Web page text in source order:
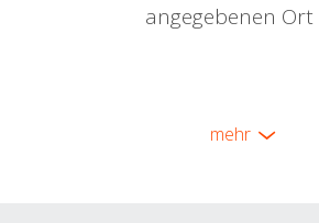
angegebenen Ort
mehr